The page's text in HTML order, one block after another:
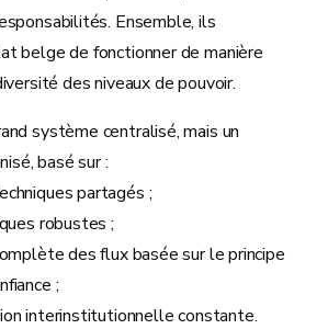
Ensemble, ils
belge de fonctionner de manière
des niveaux de pouvoir.
système centralisé, mais un
basé sur :
partagés ;
robustes ;
des flux basée sur le principe
;
interinstitutionnelle constante.